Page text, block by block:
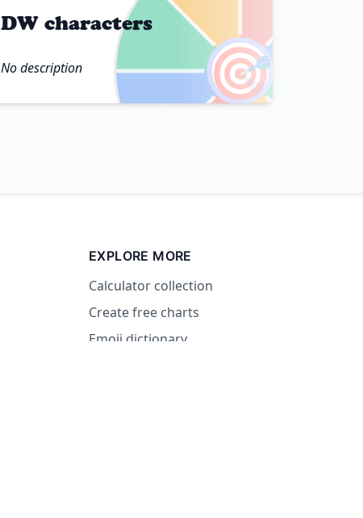
🎯
DW characters
No description
EXPLORE MORE
Calculator collection
Create free charts
Emoji dictionary